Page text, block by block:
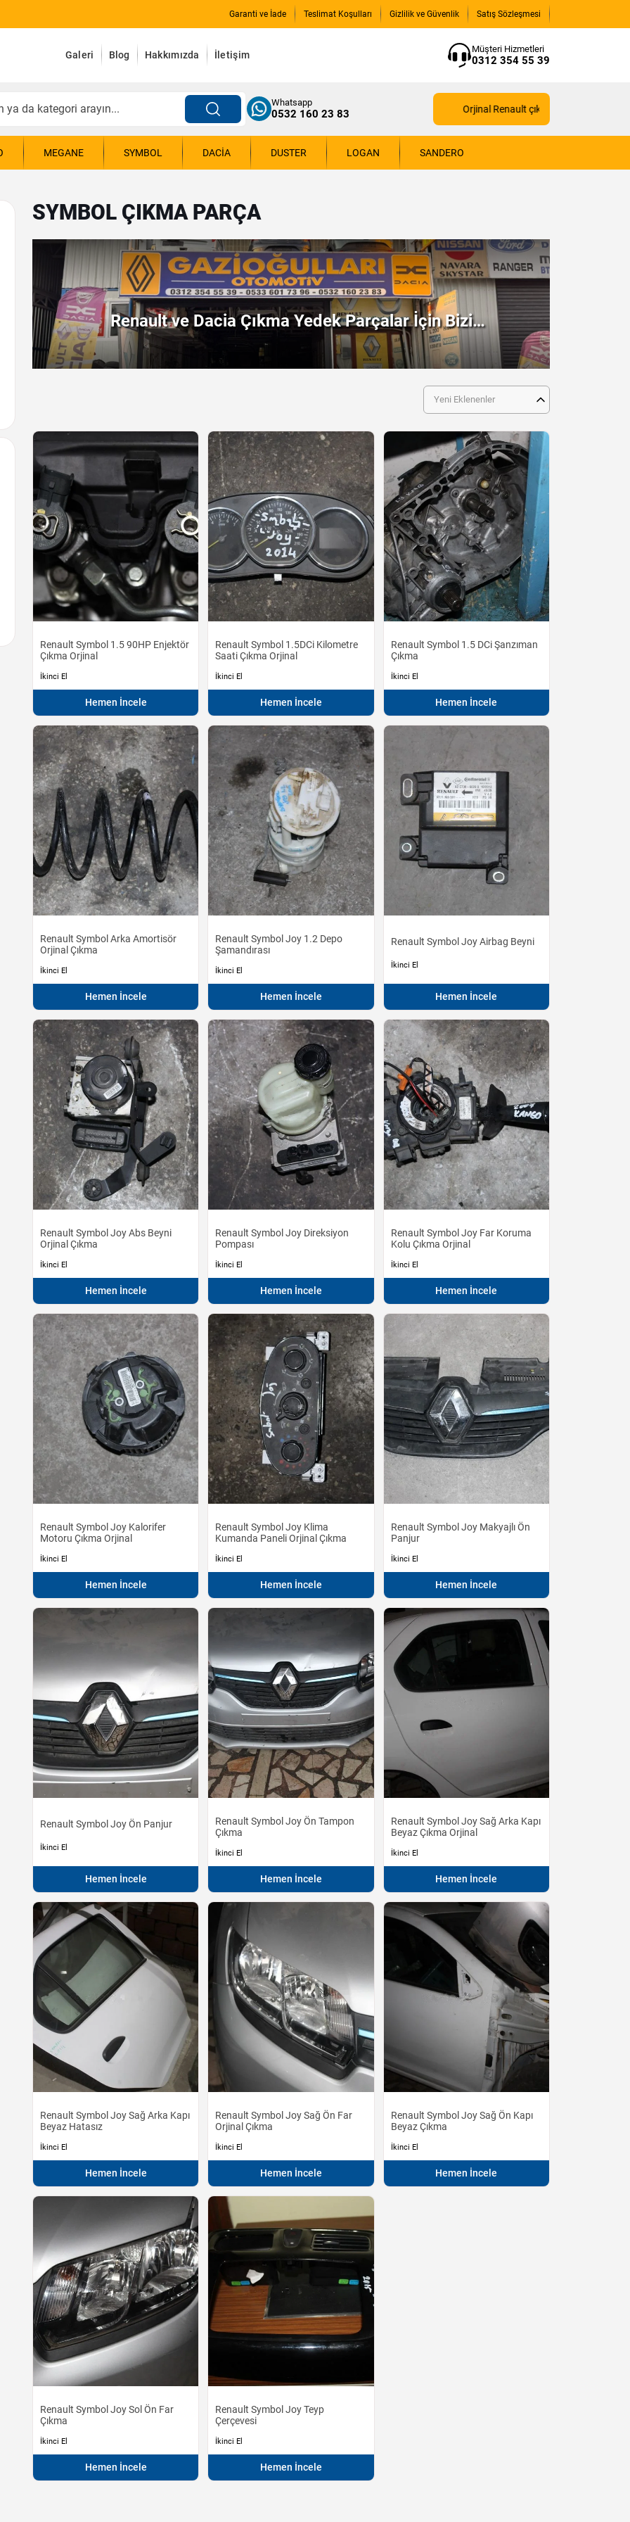
Garanti ve İade Teslimat Koşulları Gizlilik ve Güvenlik Satış Sözleşmesi
Galeri Blog Hakkımızda İletişim
Müşteri Hizmetleri
0312 354 55 39
Whatsapp
0532 160 23 83 Orjinal Renault çıkma yedek parçaları için
MEGANE SYMBOL DACIA DUSTER LOGAN SANDERO
SYMBOL ÇIKMA PARÇA
Renault ve Dacia Çıkma Yedek Parçalar İçin Bizi
Arayın!
Yeni Eklenenler
Renault Symbol 1.5 90HP Enjektör
Çıkma Orjinal
İkinci El
Hemen İncele
Renault Symbol 1.5DCi Kilometre
Saati Çıkma Orjinal
İkinci El
Hemen İncele
Renault Symbol 1.5 DCi Şanzıman
Çıkma
İkinci El
Hemen İncele
Renault Symbol Arka Amortisör
Orjinal Çıkma
İkinci El
Hemen İncele
Renault Symbol Joy 1.2 Depo
Şamandırası
İkinci El
Hemen İncele
Renault Symbol Joy Airbag Beyni
İkinci El
Hemen İncele
Renault Symbol Joy Abs Beyni
Orjinal Çıkma
İkinci El
Hemen İncele
Renault Symbol Joy Direksiyon
Pompası
İkinci El
Hemen İncele
Renault Symbol Joy Far Koruma
Kolu Çıkma Orjinal
İkinci El
Hemen İncele
Renault Symbol Joy Kalorifer
Motoru Çıkma Orjinal
İkinci El
Hemen İncele
Renault Symbol Joy Klima
Kumanda Paneli Orjinal Çıkma
İkinci El
Hemen İncele
Renault Symbol Joy Makyajlı Ön
Panjur
İkinci El
Hemen İncele
Renault Symbol Joy Ön Panjur
İkinci El
Hemen İncele
Renault Symbol Joy Ön Tampon
Çıkma
İkinci El
Hemen İncele
Renault Symbol Joy Sağ Arka Kapı
Beyaz Çıkma Orjinal
İkinci El
Hemen İncele
Renault Symbol Joy Sağ Arka Kapı
Beyaz Hatasız
İkinci El
Hemen İncele
Renault Symbol Joy Sağ Ön Far
Orjinal Çıkma
İkinci El
Hemen İncele
Renault Symbol Joy Sağ Ön Kapı
Beyaz Çıkma
İkinci El
Hemen İncele
Renault Symbol Joy Sol Ön Far
Çıkma
İkinci El
Hemen İncele
Renault Symbol Joy Teyp
Çerçevesi
İkinci El
Hemen İncele